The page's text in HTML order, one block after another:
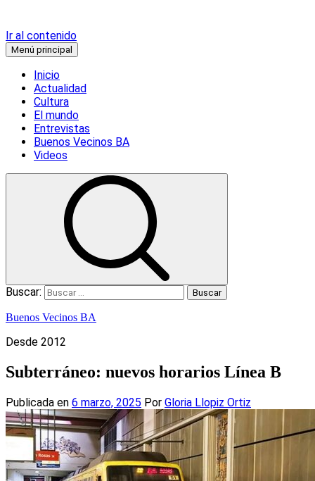
Ir al contenido
Menú principal
Inicio
Actualidad
Cultura
El mundo
Entrevistas
Buenos Vecinos BA
Videos
Buscar:
Buenos Vecinos BA
Desde 2012
Subterráneo: nuevos horarios Línea B
Publicada en 6 marzo, 2025 Por Gloria Llopiz Ortiz